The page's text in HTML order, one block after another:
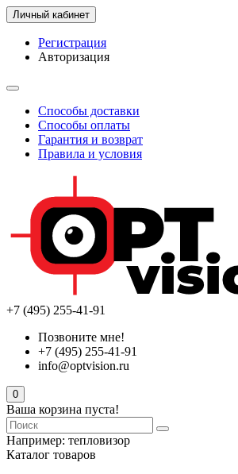
Личный кабинет
Регистрация
Авторизация
Способы доставки
Способы оплаты
Гарантия и возврат
Правила и условия
+7 (495) 255-41-91
Позвоните мне!
+7 (495) 255-41-91
info@optvision.ru
0
Ваша корзина пуста!
Например: тепловизор
Каталог товаров